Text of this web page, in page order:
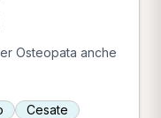
Osteopata anche
Cesate